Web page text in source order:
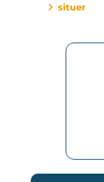
situer